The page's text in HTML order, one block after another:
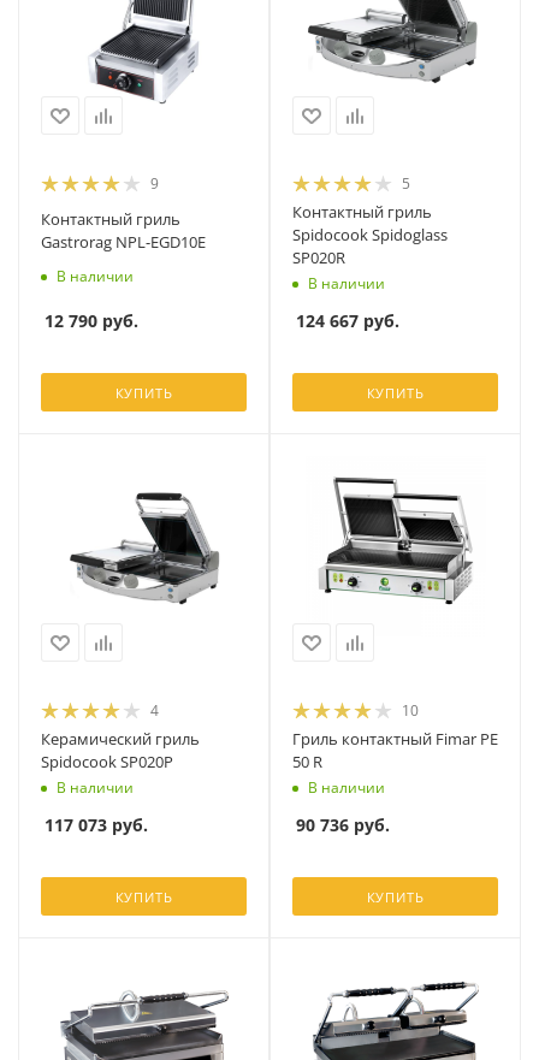
9
Контактный гриль
Gastrorag NPL-EGD10E
В наличии
12 790 руб.
КУПИТЬ
5
Контактный гриль
Spidocook Spidoglass
SP020R
В наличии
124 667 руб.
КУПИТЬ
4
Керамический гриль
Spidocook SP020P
В наличии
117 073 руб.
КУПИТЬ
10
Гриль контактный Fimar PE
50 R
В наличии
90 736 руб.
КУПИТЬ